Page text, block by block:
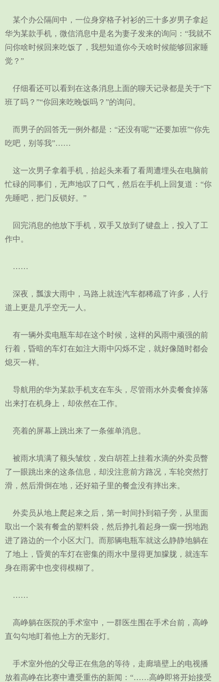
某个办公隔间中，一位身穿格子衬衫的三十多岁男子拿起
华为某款手机，微信消息中是名为妻子发来的询问：“我就不
问你啥时候回来吃饭了，我想知道你今天啥时候能够回家睡
觉？”
仔细看还可以看到在这条消息上面的聊天记录都是关于“下
班了吗？”“你回来吃晚饭吗？”的询问。
而男子的回答无一例外都是：“还没有呢”“还要加班”“你先
吃吧，别等我”……
这一次男子拿着手机，抬起头来看了看周遭埋头在电脑前
忙碌的同事们，无声地叹了口气，然后在手机上回复道：“你
先睡吧，把门反锁好。”
回完消息的他放下手机，双手又放到了键盘上，投入了工
作中。
……
深夜，瓢泼大雨中，马路上就连汽车都稀疏了许多，人行
道上更是几乎空无一人。
有一辆外卖电瓶车却在这个时候，这样的风雨中顽强的前
行着，昏暗的车灯在如注大雨中闪烁不定，就好像随时都会
熄灭一样。
导航用的华为某款手机支在车头，尽管雨水外卖餐食掉落
出来打在机身上，却依然在工作。
亮着的屏幕上跳出来了一条催单消息。
被雨水填满了额头皱纹，发白胡茬上挂着水滴的外卖员瞥
了一眼跳出来的这条信息，却没注意前方路况，车轮突然打
滑，然后滑倒在地，还好箱子里的餐盒没有摔出来。
外卖员从地上爬起来之后，第一时间扑到箱子旁，从里面
取出一个装有餐盒的塑料袋，然后挣扎着起身一瘸一拐地跑
进了路边的一个小区大门。而那辆电瓶车就这么静静地躺在
了地上，昏黄的车灯在密集的雨水中显得更加朦胧，就连车
身在雨雾中也变得模糊了。
……
高峥躺在医院的手术室中，一群医生围在手术台前，高峥
直勾勾地盯着他上方的无影灯。
手术室外他的父母正在焦急的等待，走廊墙壁上的电视播
放着高峥在比赛中遭受重伤的新闻：“……高峥即将开始接受